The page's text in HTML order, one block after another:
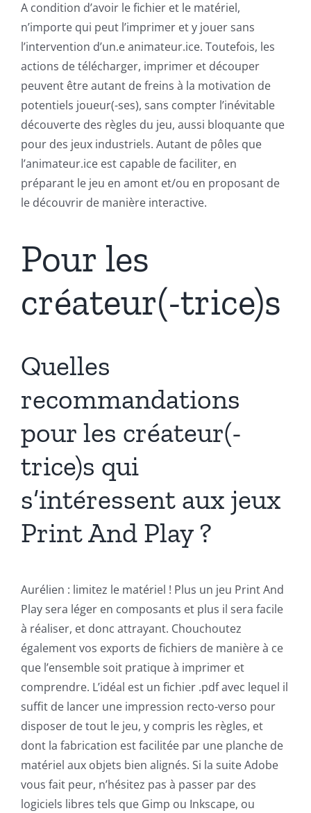
A condition d’avoir le fichier et le matériel,
n’importe qui peut l’imprimer et y jouer sans
l’intervention d’un.e animateur.ice. Toutefois, les
actions de télécharger, imprimer et découper
peuvent être autant de freins à la motivation de
potentiels joueur(-ses), sans compter l’inévitable
découverte des règles du jeu, aussi bloquante que
pour des jeux industriels. Autant de pôles que
l’animateur.ice est capable de faciliter, en
préparant le jeu en amont et/ou en proposant de
le découvrir de manière interactive.
Pour les
créateur(-trice)s
Quelles
recommandations
pour les créateur(-
trice)s qui
s’intéressent aux jeux
Print And Play ?
Aurélien : limitez le matériel ! Plus un jeu Print And
Play sera léger en composants et plus il sera facile
à réaliser, et donc attrayant. Chouchoutez
également vos exports de fichiers de manière à ce
que l’ensemble soit pratique à imprimer et
comprendre. L’idéal est un fichier .pdf avec lequel il
suffit de lancer une impression recto-verso pour
disposer de tout le jeu, y compris les règles, et
dont la fabrication est facilitée par une planche de
matériel aux objets bien alignés. Si la suite Adobe
vous fait peur, n’hésitez pas à passer par des
logiciels libres tels que Gimp ou Inkscape, ou